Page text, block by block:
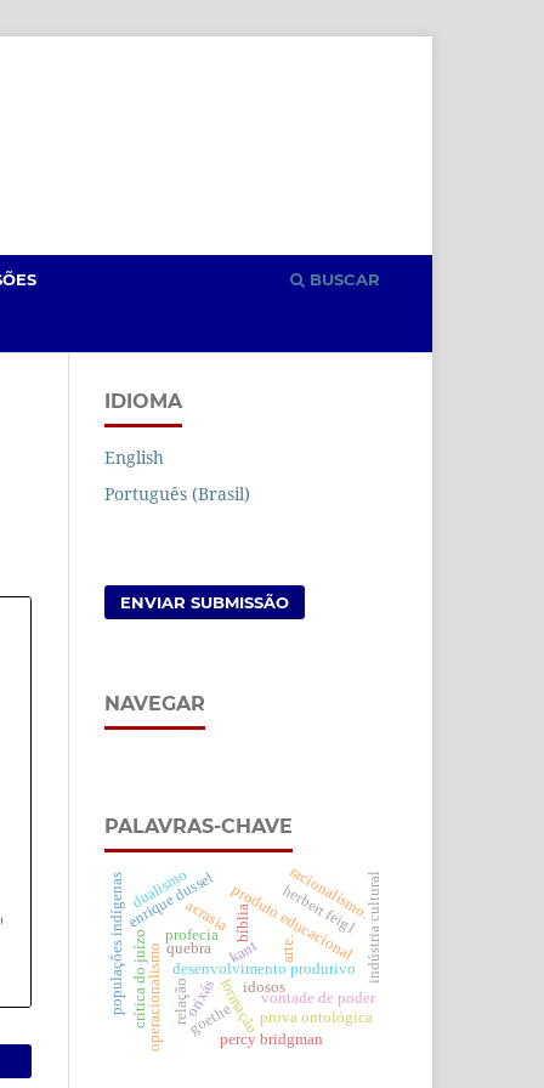
BUSCAR
IDIOMA
English
Português (Brasil)
ENVIAR SUBMISSÃO
NAVEGAR
PALAVRAS-CHAVE
kant
herbert feigl
bíblia
profecia produto educacional
relação vontade de poder
acrasia
desenvolvimento produtivo
formação
indústria cultural
operacionalismo percy bridgman
idosos
enrique dussel
arte.
racionalismo.
prova ontológica
goethe
dualismo
crítica do juízo
populações indígenas quebra
orixás